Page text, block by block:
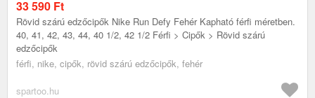
33 590 Ft
Rövid szárú edzőcipők Nike Run Defy Fehér Kapható férfi méretben.
40, 41, 42, 43, 44, 40 1/2, 42 1/2 Férfi > Cipők > Rövid szárú
edzőcipők
férfi, nike, cipők, rövid szárú edzőcipők, fehér
spartoo.hu